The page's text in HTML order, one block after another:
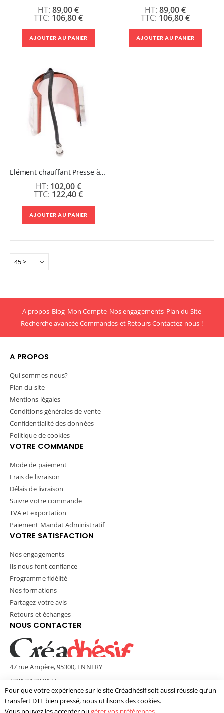
106,80 €
89,00 €
AJOUTER AU PANIER
106,80 €
89,00 €
AJOUTER AU PANIER
Elément chauffant Presse à mugs Secabo TM1 - TM2 - Conique (A-Grade)
122,40 €
102,00 €
AJOUTER AU PANIER
A propos Blog Mon Compte Nos engagements Plan du Site
Recherche avancéeCommandes et RetoursContactez-nous !
A PROPOS
Qui sommes-nous?
Plan du site
Mentions légales
Conditions générales de vente
Confidentialité des données
Politique de cookies
VOTRE COMMANDE
Mode de paiement
Frais de livraison
Délais de livraison
Suivre votre commande
TVA et exportation
Paiement Mandat Administratif
VOTRE SATISFACTION
Nos engagements
Ils nous font confiance
Programme fidélité
Nos formations
Partagez votre avis
Retours et échanges
NOUS CONTACTER
47 rue Ampère, 95300, ENNERY
+331 34 33 01 55
contact@creadhesif.com
Lun - Ven / 9h30 - 12h00 & 14h00 - 17h00
Pour que votre expérience sur le site Créadhésif soit aussi réussie qu’un
transfert DTF bien pressé, nous utilisons des cookies.